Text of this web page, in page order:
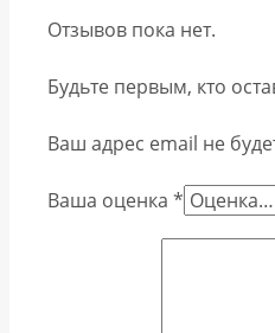
Отзывов пока нет.
Будьте первым, кто
Ваш адрес email не
Ваша оценка *